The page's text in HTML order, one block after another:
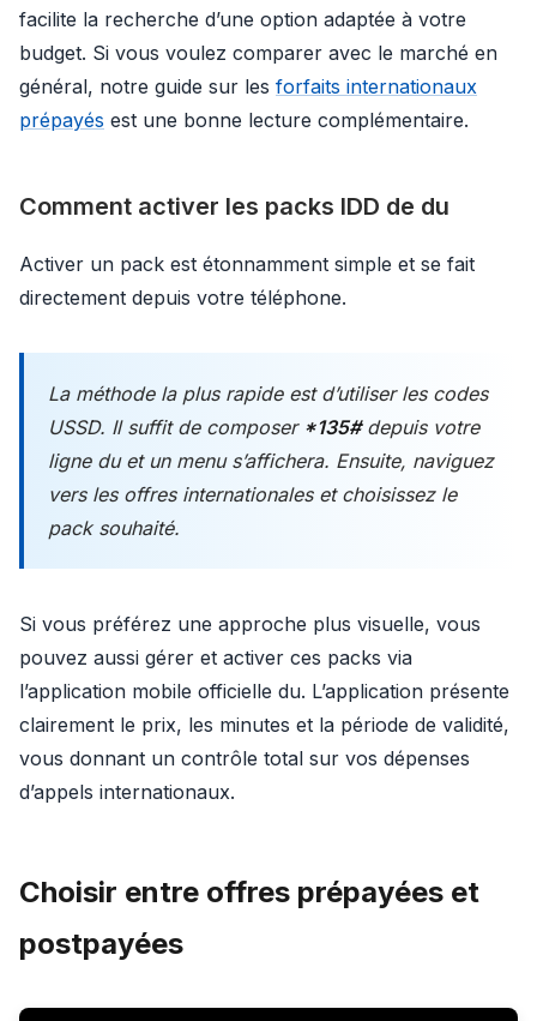
facilite la recherche d’une option adaptée à votre
budget. Si vous voulez comparer avec le marché en
général, notre guide sur les forfaits internationaux
prépayés est une bonne lecture complémentaire.
Comment activer les packs IDD de du
Activer un pack est étonnamment simple et se fait
directement depuis votre téléphone.
La méthode la plus rapide est d’utiliser les codes
USSD. Il suffit de composer *135#depuis votre
ligne du et un menu s’affichera. Ensuite, naviguez
vers les offres internationales et choisissez le
pack souhaité.
Si vous préférez une approche plus visuelle, vous
pouvez aussi gérer et activer ces packs via
l’application mobile officielle du. L’application présente
clairement le prix, les minutes et la période de validité,
vous donnant un contrôle total sur vos dépenses
d’appels internationaux.
Choisir entre offres prépayées et
postpayées